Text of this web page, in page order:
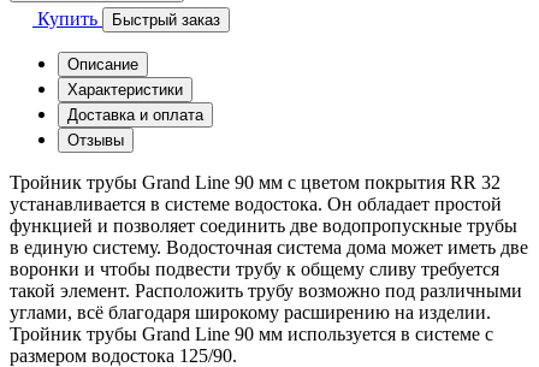
Купить Быстрый заказ
Описание
Характеристики
Доставка и оплата
Отзывы
Тройник трубы Grand Line 90 мм с цветом покрытия RR 32
устанавливается в системе водостока. Он обладает простой
функцией и позволяет соединить две водопропускные трубы
в единую систему. Водосточная система дома может иметь две
воронки и чтобы подвести трубу к общему сливу требуется
такой элемент. Расположить трубу возможно под различными
углами, всё благодаря широкому расширению на изделии.
Тройник трубы Grand Line 90 мм используется в системе с
размером водостока 125/90.